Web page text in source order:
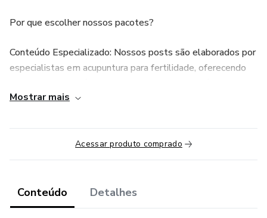
Por que escolher nossos pacotes?
Conteúdo Especializado: Nossos posts são elaborados por
especialistas em acupuntura para fertilidade, oferecendo
para fertilidade até depoimentos de sucesso, nossos
pacotes cobrem uma ampla gama de assuntos
relacionados, mantendo seu feed interessante e
Design Profissional: Cada post é acompanhado por designs
Mostrar mais
Acessar produto comprado
Conteúdo Detalhes